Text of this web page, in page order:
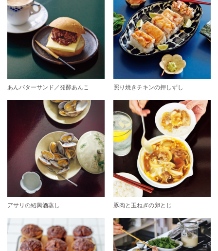
あんバターサンド／発酵あんこ 照り焼きチキンの押しずし
アサリの紹興酒蒸し 豚肉と玉ねぎの卵とじ